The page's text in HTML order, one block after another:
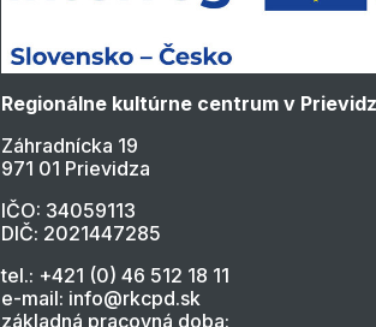
Regionálne kultúrne centrum v
Záhradnícka 19
971 01 Prievidza
IČO: 34059113
DIČ: 2021447285
tel.: +421 (0) 46 512 18 11
e-mail: info@rkcpd.sk
základná pracovná doba: